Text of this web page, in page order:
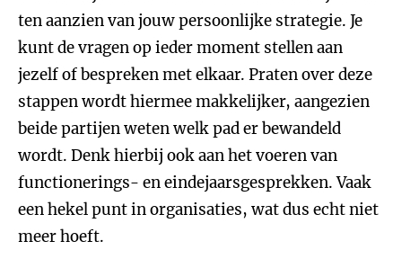
ten aanzien van jouw persoonlijke strategie. Je
kunt de vragen op ieder moment stellen aan
jezelf of bespreken met elkaar. Praten over deze
stappen wordt hiermee makkelijker, aangezien
beide partijen weten welk pad er bewandeld
wordt. Denk hierbij ook aan het voeren van
functionerings- en eindejaarsgesprekken. Vaak
een hekel punt in organisaties, wat dus echt niet
meer hoeft.